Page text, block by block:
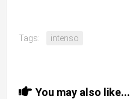
Tags: intenso
You may also like...